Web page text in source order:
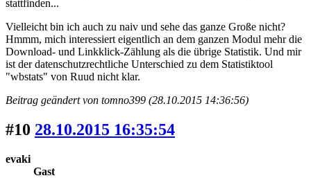
stattfinden...
Vielleicht bin ich auch zu naiv und sehe das ganze Große nicht?
Hmmm, mich interessiert eigentlich an dem ganzen Modul mehr die
Download- und Linkklick-Zählung als die übrige Statistik. Und mir
ist der datenschutzrechtliche Unterschied zu dem Statistiktool
"wbstats" von Ruud nicht klar.
Beitrag geändert von tomno399 (28.10.2015 14:36:56)
#10 28.10.2015 16:35:54
evaki
Gast